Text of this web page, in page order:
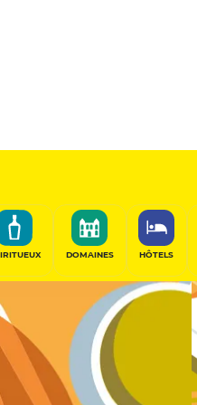
DOMAINES HÔTELS